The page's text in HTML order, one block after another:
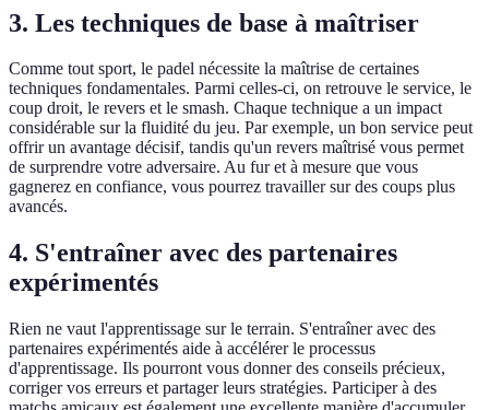
3. Les techniques de base à maîtriser
Comme tout sport, le padel nécessite la maîtrise de certaines
techniques fondamentales. Parmi celles-ci, on retrouve le service, le
coup droit, le revers et le smash. Chaque technique a un impact
considérable sur la fluidité du jeu. Par exemple, un bon service peut
offrir un avantage décisif, tandis qu'un revers maîtrisé vous permet
de surprendre votre adversaire. Au fur et à mesure que vous
gagnerez en confiance, vous pourrez travailler sur des coups plus
avancés.
4. S'entraîner avec des partenaires
expérimentés
Rien ne vaut l'apprentissage sur le terrain. S'entraîner avec des
partenaires expérimentés aide à accélérer le processus
d'apprentissage. Ils pourront vous donner des conseils précieux,
corriger vos erreurs et partager leurs stratégies. Participer à des